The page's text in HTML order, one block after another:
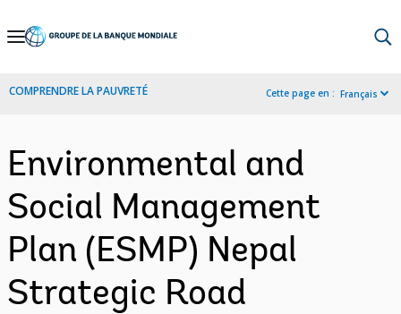
Skip
Navigation
COMPRENDRE LA PAUVRETÉ Cette page en : Français
Environmental and
Social Management
Plan (ESMP) Nepal
Strategic Road